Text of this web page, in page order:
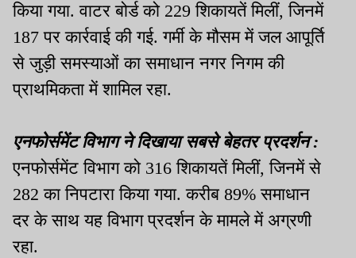
किया गया. वाटर बोर्ड को 229 शिकायतें मिलीं,जिनमें
187 पर कार्रवाई की गई. गर्मी के मौसम में जल आपूर्ति
से जुड़ी समस्याओं का समाधान नगर निगम की
प्राथमिकता में शामिल रहा.
एनफोर्समेंट विभाग ने दिखाया सबसे बेहतर प्रदर्शन:
एनफोर्समेंट विभाग को 316 शिकायतें मिलीं,जिनमें से
282 का निपटारा किया गया. करीब 89% समाधान
दर के साथ यह विभाग प्रदर्शन के मामले में अग्रणी
रहा.